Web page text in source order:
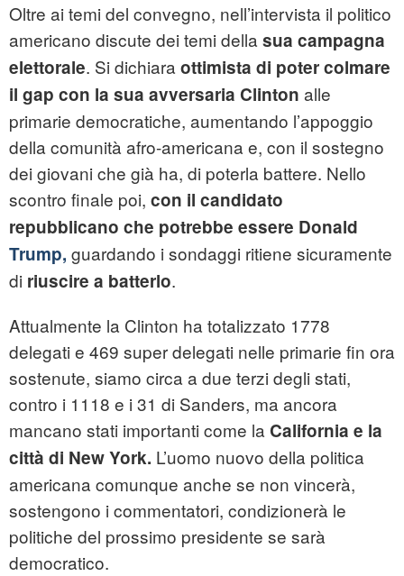
Oltre ai temi del convegno, nell’intervista il politico
americano discute dei temi della sua campagna
elettorale. Si dichiara ottimista di poter colmare
il gap con la sua avversaria Clinton alle
primarie democratiche, aumentando l’appoggio
della comunità afro-americana e, con il sostegno
dei giovani che già ha, di poterla battere. Nello
scontro finale poi, con il candidato
repubblicano che potrebbe essere Donald
Trump, guardando i sondaggi ritiene sicuramente
di riuscire a batterlo.
Attualmente la Clinton ha totalizzato 1778
delegati e 469 super delegati nelle primarie fin ora
sostenute, siamo circa a due terzi degli stati,
contro i 1118 e i 31 di Sanders, ma ancora
mancano stati importanti come la California e la
città di New York. L’uomo nuovo della politica
americana comunque anche se non vincerà,
sostengono i commentatori, condizionerà le
politiche del prossimo presidente se sarà
democratico.